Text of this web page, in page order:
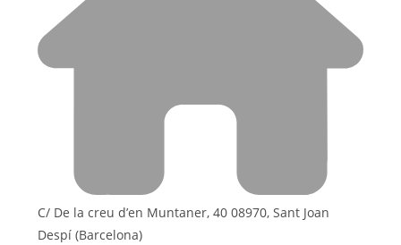
C/ De la creu d’en Muntaner, 40 08970, Sant Joan
Despí (Barcelona)